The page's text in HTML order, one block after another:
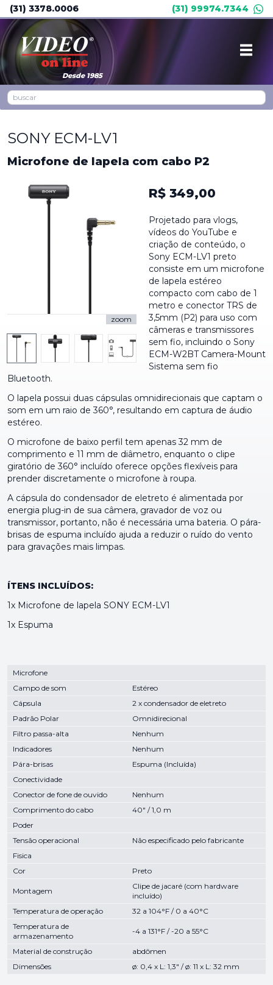
(31) 3378.0006 (31) 99974.7344
Desde 1985
SONY ECM-LV1
Microfone de lapela com cabo P2
zoom
R$ 349,00
Projetado para vlogs,
vídeos do YouTube e
criação de conteúdo, o
Sony ECM-LV1 preto
consiste em um microfone
de lapela estéreo
compacto com cabo de 1
metro e conector TRS de
3,5mm (P2) para uso com
câmeras e transmissores
sem fio, incluindo o Sony
ECM-W2BT Camera-Mount
Sistema sem fio
Bluetooth.
O lapela possui duas cápsulas omnidirecionais que captam o
som em um raio de 360°, resultando em captura de áudio
estéreo.
O microfone de baixo perfil tem apenas 32 mm de
comprimento e 11 mm de diâmetro, enquanto o clipe
giratório de 360° incluído oferece opções flexíveis para
prender discretamente o microfone à roupa.
A cápsula do condensador de eletreto é alimentada por
energia plug-in de sua câmera, gravador de voz ou
transmissor, portanto, não é necessária uma bateria. O pára-
brisas de espuma incluído ajuda a reduzir o ruído do vento
para gravações mais limpas.
ÍTENS INCLUÍDOS:
1x Microfone de lapela SONY ECM-LV1
1x Espuma
Microfone
Campo de som
Estéreo
Cápsula
2 x condensador de eletreto
Padrão Polar
Omnidirecional
Filtro passa-alta
Nenhum
Indicadores
Nenhum
Pára-brisas
Espuma (Incluída)
Conectividade
Conector de fone de ouvido
Nenhum
Comprimento do cabo
40" / 1,0 m
Poder
Tensão operacional
Não especificado pelo fabricante
Fisica
Cor
Preto
Montagem
Clipe de jacaré (com hardware
incluído)
Temperatura de operação
32 a 104°F / 0 a 40°C
Temperatura de
armazenamento
-4 a 131°F / -20 a 55°C
Material de construção
abdômen
Dimensões
ø: 0,4 x L: 1,3" / ø: 11 x L: 32 mm